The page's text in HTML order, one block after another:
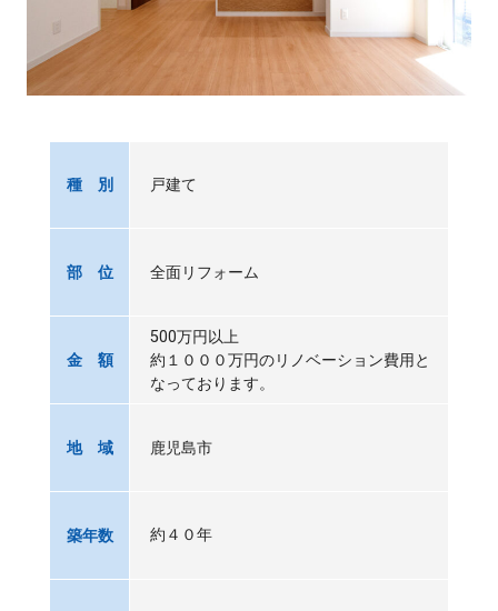
種 別 戸建て
部 位 全面リフォーム
金 額
500万円以上
約１０００万円のリノベーション費用と
なっております。
地 域 鹿児島市
築年数 約４０年